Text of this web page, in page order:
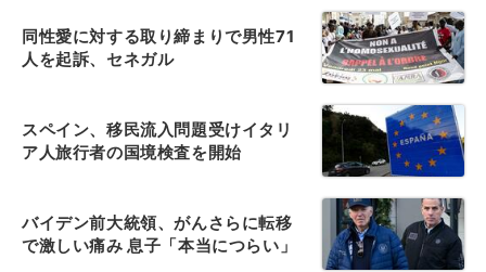
同性愛に対する取り締まりで男性71
人を起訴、セネガル
スペイン、移民流入問題受けイタリ
ア人旅行者の国境検査を開始
バイデン前大統領、がんさらに転移
で激しい痛み 息子「本当につらい」